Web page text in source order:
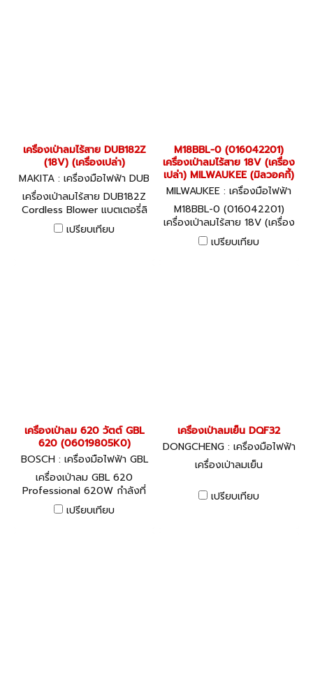
เครื่องเป่าลมไร้สาย DUB182Z
(18V) (เครื่องเปล่า)
MAKITA : เครื่องมือไฟฟ้า DUB
182Z
เครื่องเป่าลมไร้สาย DUB182Z
Cordless Blower แบตเตอรี่ลิ
เธียมไอออน 18 โวลต์
เปรียบเทียบ
M18BBL-0 (016042201)
เครื่องเป่าลมไร้สาย 18V (เครื่อง
เปล่า) MILWAUKEE (มิลวอคกี้)
MILWAUKEE : เครื่องมือไฟฟ้า
M18BBL-0 (016042201)
M18BBL-0 (016042201)
เครื่องเป่าลมไร้สาย 18V (เครื่อง
เปล่า) MILWAUKEE (มิลวอคกี้)
เปรียบเทียบ
เครื่องเป่าลม 620 วัตต์ GBL
620 (06019805K0)
BOSCH : เครื่องมือไฟฟ้า GBL
620 (06019805K0)
เครื่องเป่าลม GBL 620
Professional 620W กำลังที่
น่าทึ่งในเครื่องมือระดับเดียวกัน
เปรียบเทียบ
เครื่องเป่าลมเย็น DQF32
DONGCHENG : เครื่องมือไฟฟ้า
เครื่องเป่าลมเย็น
เปรียบเทียบ